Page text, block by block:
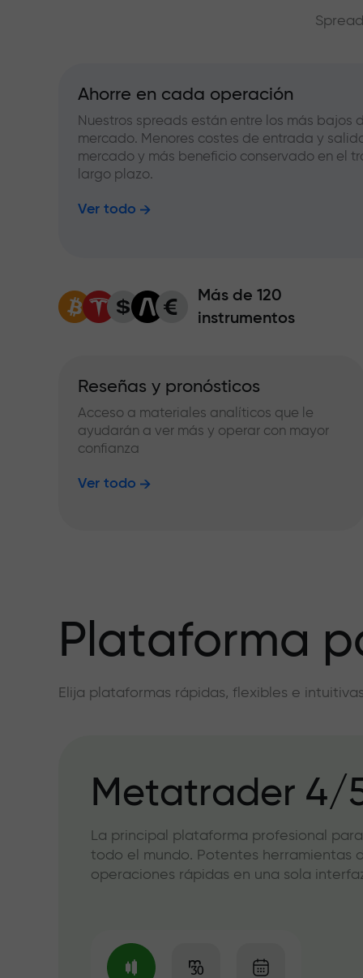
Ahorre en cada operación
Nuestros spreads están entre los más bajos
mercado. Menores costes de entrada y
mercado y más beneficio conservado en el
largo plazo.
Ver todo
Más de 120
instrumentos
Reseñas y pronósticos
Acceso a materiales analíticos que le
ayudarán a ver más y operar con mayor
confianza
Ver todo
Plataforma
Elija plataformas rápidas, flexibles e
Metatrader 4/
La principal plataforma profesional
todo el mundo. Potentes herramientas
operaciones rápidas en una sola